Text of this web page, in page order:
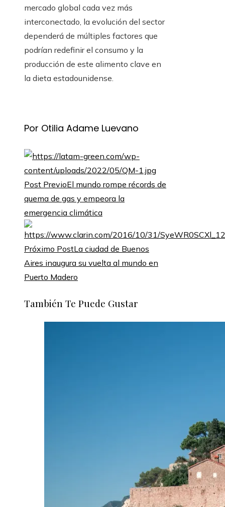
mercado global cada vez más
interconectado, la evolución del sector
dependerá de múltiples factores que
podrían redefinir el consumo y la
producción de este alimento clave en
la dieta estadounidense.
Por Otilia Adame Luevano
Post PrevioEl mundo rompe récords de
quema de gas y empeora la
emergencia climática
Próximo PostLa ciudad de Buenos
Aires inaugura su vuelta al mundo en
Puerto Madero
También Te Puede Gustar